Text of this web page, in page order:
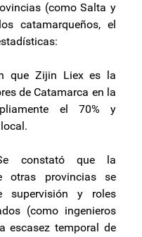
(como Salta y
catamarqueños, el
que Zijin Liex es la
de Catamarca en la
el 70% y
constató que la
otras provincias se
supervisión y roles
(como ingenieros
escasez temporal de